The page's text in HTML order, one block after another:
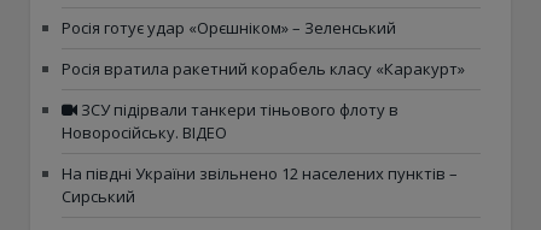
Росія готує удар «Орєшніком» – Зеленський
Росія вратила ракетний корабель класу «Каракурт»
ЗСУ підірвали танкери тіньового флоту в
Новоросійську. ВІДЕО
На півдні України звільнено 12 населених пунктів –
Сирський